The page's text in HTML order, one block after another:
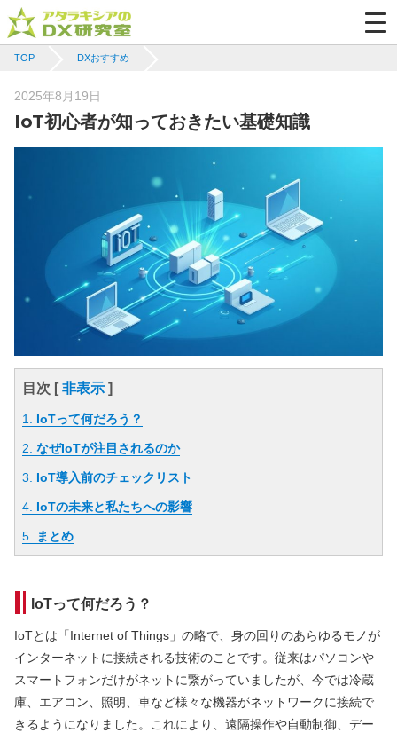
TOP DXおすすめ
Posted
on
2025年8月19日
IoT初心者が知っておきたい基礎知識
目次 [ 非表示 ]
1. IoTって何だろう？
2. なぜIoTが注目されるのか
3. IoT導入前のチェックリスト
4. IoTの未来と私たちへの影響
5. まとめ
IoTって何だろう？
IoTとは「Internet of Things」の略で、身の回りのあらゆるモノが
インターネットに接続される技術のことです。従来はパソコンや
スマートフォンだけがネットに繋がっていましたが、今では冷蔵
庫、エアコン、照明、車など様々な機器がネットワークに接続で
きるようになりました。これにより、遠隔操作や自動制御、デー